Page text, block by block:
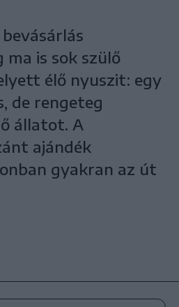
ma is sok szülő
élő nyuszit: egy
de rengeteg
állatot. A
ajándék
gyakran az út